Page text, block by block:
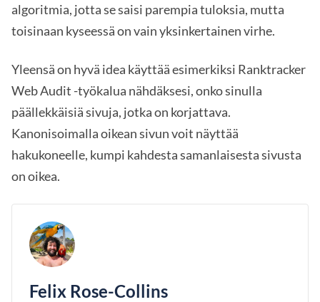
algoritmia, jotta se saisi parempia tuloksia, mutta
toisinaan kyseessä on vain yksinkertainen virhe.
Yleensä on hyvä idea käyttää esimerkiksi Ranktracker
Web Audit -työkalua nähdäksesi, onko sinulla
päällekkäisiä sivuja, jotka on korjattava.
Kanonisoimalla oikean sivun voit näyttää
hakukoneelle, kumpi kahdesta samanlaisesta sivusta
on oikea.
Felix Rose-Collins